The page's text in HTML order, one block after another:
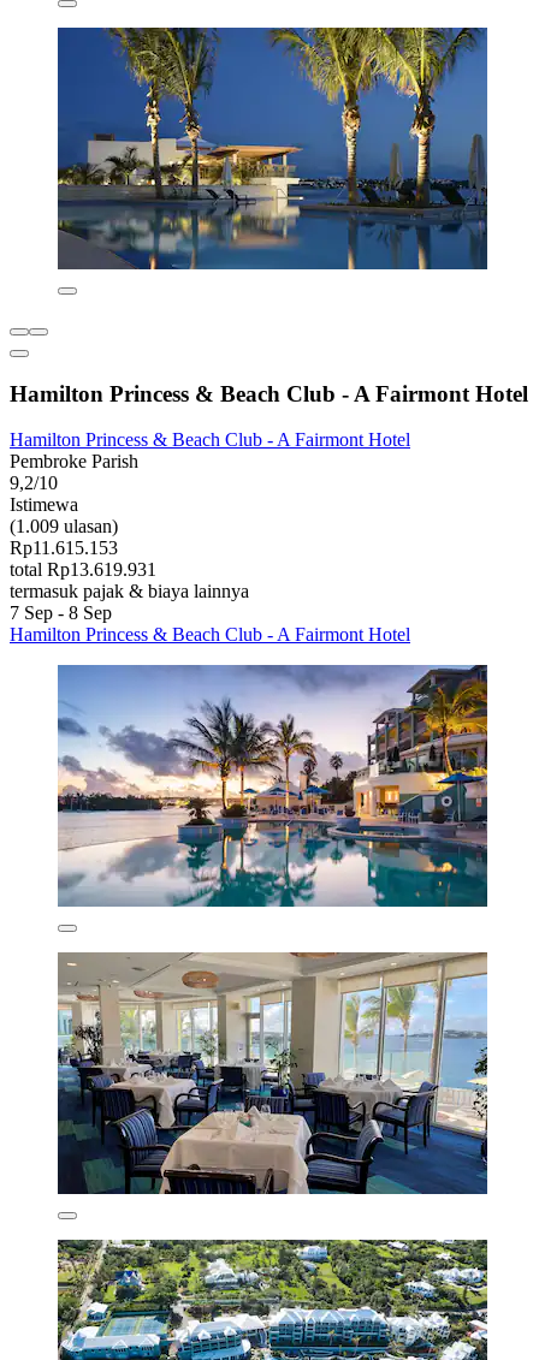
Hamilton Princess & Beach Club - A Fairmont Hotel
Hamilton Princess & Beach Club - A Fairmont Hotel
Pembroke Parish
9,2/10
Istimewa
(1.009 ulasan)
Rp11.615.153
total Rp13.619.931
termasuk pajak & biaya lainnya
7 Sep - 8 Sep
Hamilton Princess & Beach Club - A Fairmont Hotel